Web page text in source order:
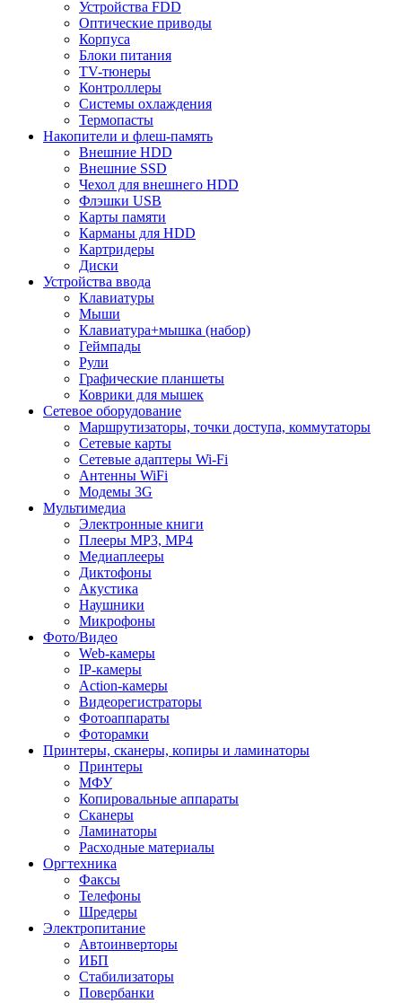
Устройства FDD
Оптические приводы
Корпуса
Блоки питания
TV-тюнеры
Контроллеры
Системы охлаждения
Термопасты
Накопители и флеш-память
Внешние HDD
Внешние SSD
Чехол для внешнего HDD
Флэшки USB
Карты памяти
Карманы для HDD
Картридеры
Диски
Устройства ввода
Клавиатуры
Мыши
Клавиатура+мышка (набор)
Геймпады
Рули
Графические планшеты
Коврики для мышек
Сетевое оборудование
Маршрутизаторы, точки доступа, коммутаторы
Сетевые карты
Сетевые адаптеры Wi-Fi
Антенны WiFi
Модемы 3G
Мультимедиа
Электронные книги
Плееры MP3, MP4
Медиаплееры
Диктофоны
Акустика
Наушники
Микрофоны
Фото/Видео
Web-камеры
IP-камеры
Action-камеры
Видеорегистраторы
Фотоаппараты
Фоторамки
Принтеры, сканеры, копиры и ламинаторы
Принтеры
МФУ
Копировальные аппараты
Сканеры
Ламинаторы
Расходные материалы
Оргтехника
Факсы
Телефоны
Шредеры
Электропитание
Автоинверторы
ИБП
Стабилизаторы
Повербанки